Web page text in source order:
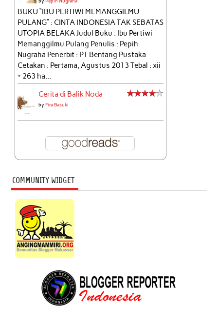
BUKU “IBU PERTIWI MEMANGGILMU
PULANG” : CINTA INDONESIA TAK SEBATAS
UTOPIA BELAKA Judul Buku : Ibu Pertiwi
Memanggilmu Pulang Penulis : Pepih
Nugraha Penerbit : PT Bentang Pustaka
Cetakan : Pertama, Agustus 2013 Tebal : xii
+ 263 ha...
Cerita di Balik Noda
byFira Basuki
COMMUNITY WIDGET